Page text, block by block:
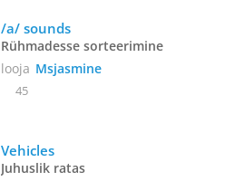
/a/ sounds
Rühmadesse sorteerimine
looja Msjasmine
45
Vehicles
Juhuslik ratas